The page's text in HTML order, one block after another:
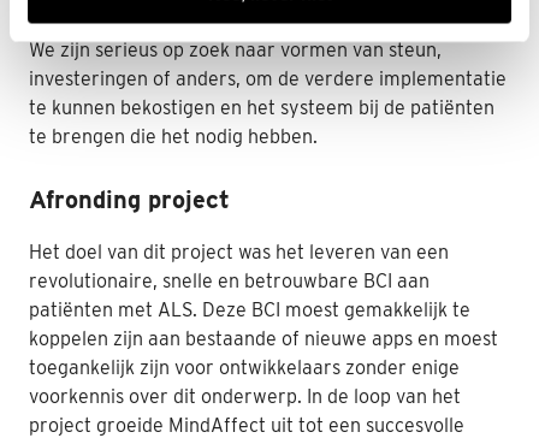
een haalbaar zakelijk plan voor continuïteit klaar zijn.
We zijn serieus op zoek naar vormen van steun,
investeringen of anders, om de verdere implementatie
te kunnen bekostigen en het systeem bij de patiënten
te brengen die het nodig hebben.
Afronding project
Het doel van dit project was het leveren van een
revolutionaire, snelle en betrouwbare BCI aan
patiënten met ALS. Deze BCI moest gemakkelijk te
koppelen zijn aan bestaande of nieuwe apps en moest
toegankelijk zijn voor ontwikkelaars zonder enige
voorkennis over dit onderwerp. In de loop van het
project groeide MindAffect uit tot een succesvolle